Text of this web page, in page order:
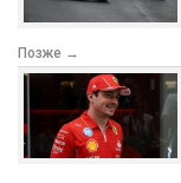
Позже →